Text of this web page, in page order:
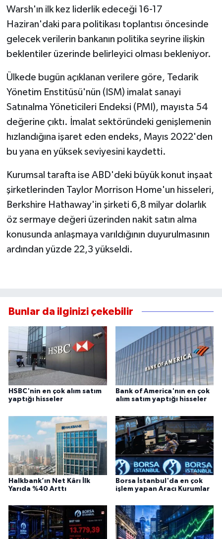
Warsh'ın ilk kez liderlik edeceği 16-17
Haziran'daki para politikası toplantısı öncesinde
gelecek verilerin bankanın politika seyrine ilişkin
beklentiler üzerinde belirleyici olması bekleniyor.
Ülkede bugün açıklanan verilere göre, Tedarik
Yönetim Enstitüsü'nün (ISM) imalat sanayi
Satınalma Yöneticileri Endeksi (PMI), mayısta 54
değerine çıktı. İmalat sektöründeki genişlemenin
hızlandığına işaret eden endeks, Mayıs 2022'den
bu yana en yüksek seviyesini kaydetti.
Kurumsal tarafta ise ABD'deki büyük konut inşaat
şirketlerinden Taylor Morrison Home'un hisseleri,
Berkshire Hathaway'in şirketi 6,8 milyar dolarlık
öz sermaye değeri üzerinden nakit satın alma
konusunda anlaşmaya varıldığının duyurulmasının
ardından yüzde 22,3 yükseldi.
Bunlar da ilginizi çekebilir
HSBC'nin en çok alım satım
yaptığı hisseler
Bank of America'nın en çok
alım satım yaptığı hisseler
Halkbank’ın Net Kârı İlk
Yarıda %40 Arttı
Borsa İstanbul'da en çok
işlem yapan Aracı Kurumlar